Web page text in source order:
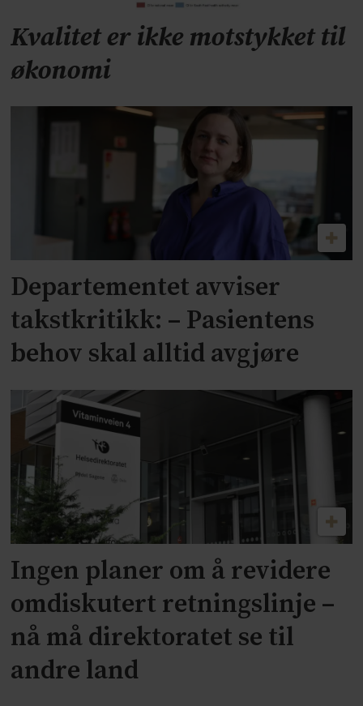
Kvalitet er ikke motstykket til
økonomi
Departementet avviser
takstkritikk: – Pasientens
behov skal alltid avgjøre
Ingen planer om å revidere
omdiskutert retningslinje –
nå må direktoratet se til
andre land